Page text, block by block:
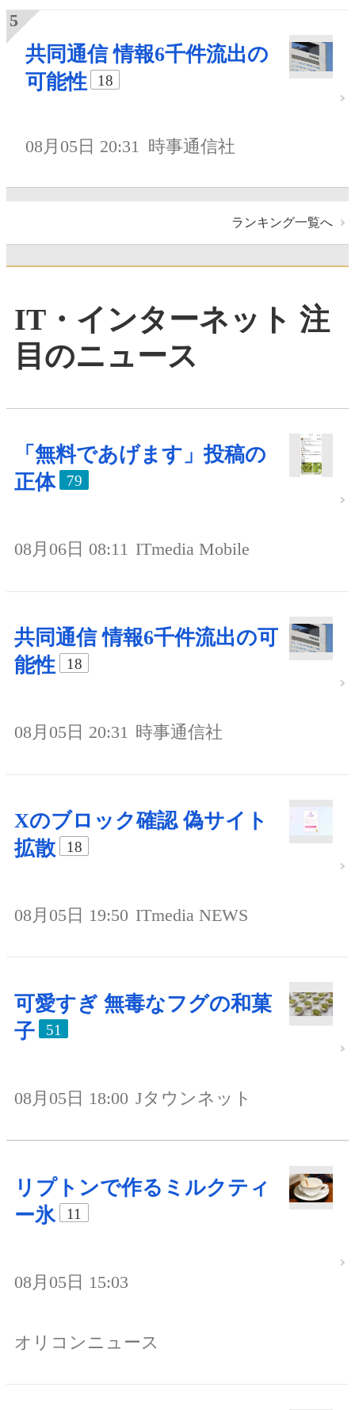
共同通信 情報6千件流出の
可能性
18
08月05日 20:31 時事通信社
ランキング一覧へ
IT・インターネット 注
目のニュース
「無料であげます」投稿の
正体
79
08月06日 08:11 ITmedia Mobile
共同通信 情報6千件流出の可
能性
18
08月05日 20:31 時事通信社
Xのブロック確認 偽サイト
拡散
18
08月05日 19:50 ITmedia NEWS
可愛すぎ 無毒なフグの和菓
子
51
08月05日 18:00 Jタウンネット
リプトンで作るミルクティ
ー氷
11
08月05日 15:03
オリコンニュース